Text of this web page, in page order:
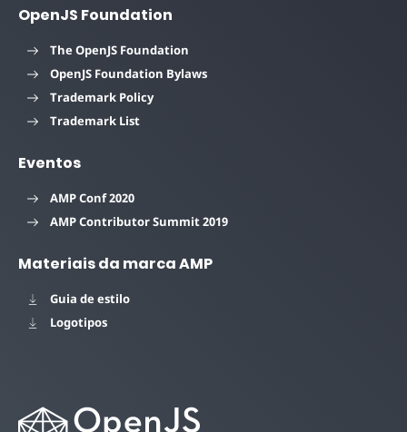
OpenJS Foundation
The OpenJS Foundation
OpenJS Foundation Bylaws
Trademark Policy
Trademark List
Eventos
AMP Conf 2020
AMP Contributor Summit 2019
Materiais da marca AMP
Guia de estilo
Logotipos